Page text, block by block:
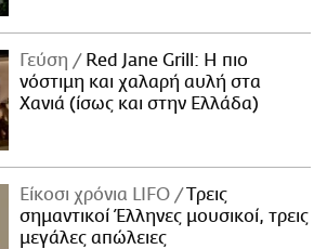
Γεύση
Red Jane Grill: Η πιο
νόστιμη και χαλαρή αυλή στα
Χανιά (ίσως και στην Ελλάδα)
Είκοσι χρόνια LIFO
Tρεις
σημαντικοί Έλληνες μουσικοί, τρεις
μεγάλες απώλειες